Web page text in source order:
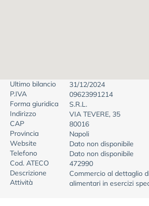
Ultimo bilancio
31/12/2024
P.IVA
09623991214
Forma giuridica
S.R.L.
Indirizzo
VIA TEVERE, 35
CAP
80016
Provincia
Napoli
Website
Dato non disponibile
Telefono
Dato non disponibile
Cod. ATECO
472990
Descrizione
Attività
Commercio al dettaglio
alimentari in esercizi